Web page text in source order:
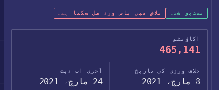
تصدیق شدہ تلاش میں پاس ورڈ مل سکتا ہے۔
اکاؤنٹس
465,141
خلاف ورزی کی تاریخ آخری اپ ڈیٹ
24 مارچ، 2021